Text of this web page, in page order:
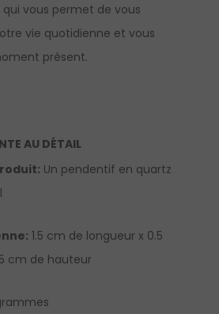
vous permet de vous
vie quotidienne et vous
présent.
AU DÉTAIL
Un pendentif en quartz
1.5 cm de longueur x 0.5
cm de hauteur